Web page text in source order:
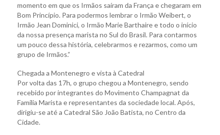
momento em que os Irmãos saíram da França e chegaram em
Bom Princípio. Para podermos lembrar o Irmão Weibert, o
Irmão Jean Dominici, o Irmão Marie Barthaire e todo o início
da nossa presença marista no Sul do Brasil. Para contarmos
um pouco dessa história, celebrarmos e rezarmos, como um
grupo de Irmãos.”
Chegada a Montenegro e vista à Catedral
Por volta das 17h, o grupo chegou a Montenegro, sendo
recebido por integrantes do Movimento Champagnat da
Família Marista e representantes da sociedade local. Após,
dirigiu-se até a Catedral São João Batista, no Centro da
Cidade.